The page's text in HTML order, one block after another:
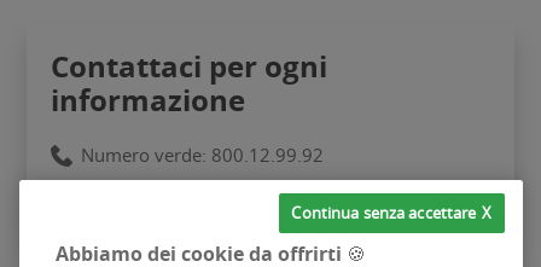
Contattaci per ogni
informazione
Numero verde: 800.12.99.92
percorsiyoung@lafabbrica.net
Abbiamo dei cookie da offrirti 🍪
Continua senza accettare